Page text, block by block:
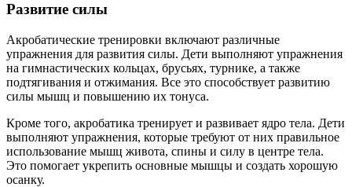
Развитие силы
Акробатические тренировки включают различные
упражнения для развития силы. Дети выполняют упражнения
на гимнастических кольцах, брусьях, турнике, а также
подтягивания и отжимания. Все это способствует развитию
силы мышц и повышению их тонуса.
Кроме того, акробатика тренирует и развивает ядро тела. Дети
выполняют упражнения, которые требуют от них правильное
использование мышц живота, спины и силу в центре тела.
Это помогает укрепить основные мышцы и создать хорошую
осанку.